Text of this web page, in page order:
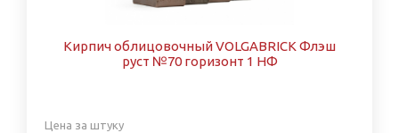
Кирпич облицовочный VOLGABRICK Флэш
руст №70 горизонт 1 НФ
Цена за штуку